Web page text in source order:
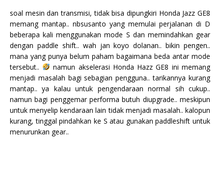
soal mesin dan transmisi, tidak bisa dipungkiri Honda Jazz GE8
memang mantap.. nbsusanto yang memulai perjalanan di D
beberapa kali menggunakan mode S dan memindahkan gear
dengan paddle shift.. wah jan koyo dolanan.. bikin pengen..
mana yang punya belum paham bagaimana beda antar mode
tersebut..
namun akselerasi Honda Hazz GE8 ini memang
menjadi masalah bagi sebagian pengguna.. tarikannya kurang
mantap.. ya kalau untuk pengendaraan normal sih cukup..
namun bagi penggemar performa butuh diupgrade.. meskipun
untuk menyelip kendaraan lain tidak menjadi masalah.. kalopun
kurang, tinggal pindahkan ke S atau gunakan paddleshift untuk
menurunkan gear..